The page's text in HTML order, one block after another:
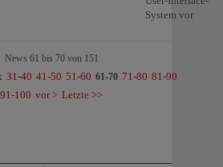
System vor
News 61 bis 70 von 151
31-40 41-50 51-60 61-70 71-80 81-90
91-100 vor > Letzte >>